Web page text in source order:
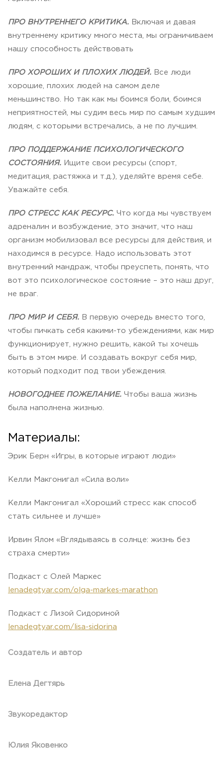
ПРО ВНУТРЕННЕГО КРИТИКА. Включая и давая
внутреннему критику много места, мы ограничиваем
нашу способность действовать
ПРО ХОРОШИХ И ПЛОХИХ ЛЮДЕЙ. Все люди
хорошие, плохих людей на самом деле
меньшинство. Но так как мы боимся боли, боимся
неприятностей, мы судим весь мир по самым худшим
людям, с которыми встречались, а не по лучшим.
ПРО ПОДДЕРЖАНИЕ ПСИХОЛОГИЧЕСКОГО
СОСТОЯНИЯ. Ищите свои ресурсы (спорт,
медитация, растяжка и т.д.), уделяйте время себе.
Уважайте себя.
ПРО СТРЕСС КАК РЕСУРС. Что когда мы чувствуем
адреналин и возбуждение, это значит, что наш
организм мобилизовал все ресурсы для действия, и
находимся в ресурсе. Надо использовать этот
внутренний мандраж, чтобы преуспеть, понять, что
вот это психологическое состояние – это наш друг,
не враг.
ПРО МИР И СЕБЯ. В первую очередь вместо того,
чтобы пичкать себя какими-то убеждениями, как мир
функционирует, нужно решить, какой ты хочешь
быть в этом мире. И создавать вокруг себя мир,
который подходит под твои убеждения.
НОВОГОДНЕЕ ПОЖЕЛАНИЕ. Чтобы ваша жизнь
была наполнена жизнью.
Материалы:
Эрик Берн «Игры, в которые играют люди»
Келли Макгонигал «Сила воли»
Келли Макгонигал «Хороший стресс как способ
стать сильнее и лучше»
Ирвин Ялом «Вглядываясь в солнце: жизнь без
страха смерти»
Подкаст с Олей Маркес
lenadegtyar.com/olga-markes-marathon
Подкаст с Лизой Сидориной
lenadegtyar.com/ lisa-sidorina
Создатель и автор
Елена Дегтярь
Звукоредактор
Юлия Яковенко